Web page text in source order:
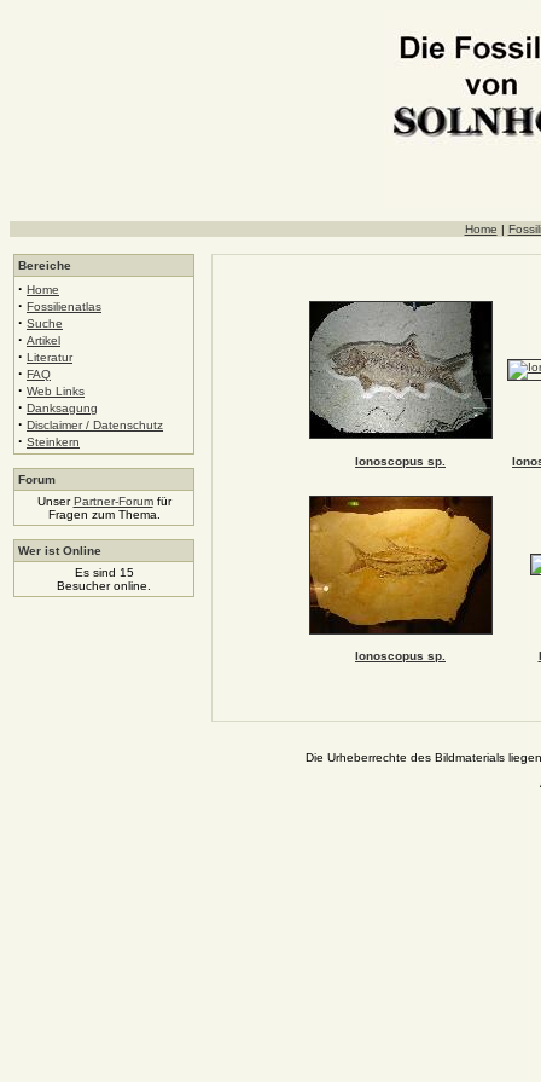
Home |
Bereiche
· Home
· Fossilienatlas
· Suche
· Artikel
· Literatur
· FAQ
· Web Links
· Danksagung
· Disclaimer / Datenschutz
· Steinkern
Forum
UnserPartner-Forumfür
Fragen zum Thema.
Wer ist Online
Es sind 15
Besucher online.
Ionoscopus sp.
Ionoscopus sp.
Die Urheberrechte des Bildmaterials